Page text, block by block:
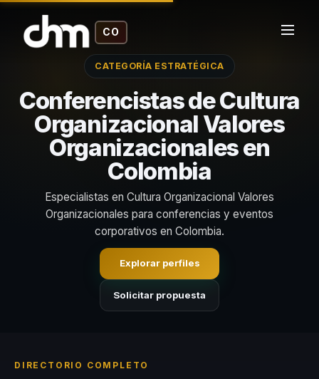
CO
CATEGORÍA ESTRATÉGICA
Conferencistas de Cultura
Organizacional Valores
Organizacionales en
Colombia
Especialistas en Cultura Organizacional Valores
Organizacionales para conferencias y eventos
corporativos en Colombia.
Explorar perfiles
Solicitar propuesta
DIRECTORIO COMPLETO